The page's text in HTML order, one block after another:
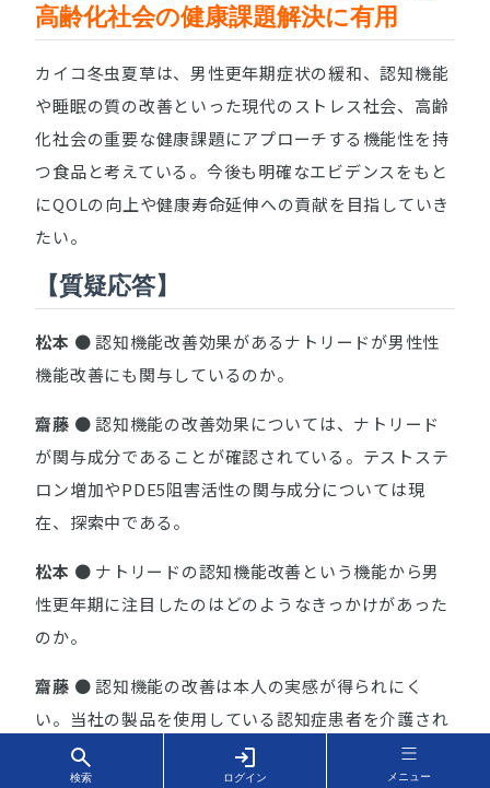
検索 ログイン メニュー
高齢化社会の健康課題解決に有用
カイコ冬虫夏草は、男性更年期症状の緩和、認知機能
や睡眠の質の改善といった現代のストレス社会、高齢
化社会の重要な健康課題にアプローチする機能性を持
つ食品と考えている。今後も明確なエビデンスをもと
にQOLの向上や健康寿命延伸への貢献を目指していき
たい。
【質疑応答】
松本 ● 認知機能改善効果があるナトリードが男性性
機能改善にも関与しているのか。
齋藤 ● 認知機能の改善効果については、ナトリード
が関与成分であることが確認されている。テストステ
ロン増加やPDE5阻害活性の関与成分については現
在、探索中である。
松本 ● ナトリードの認知機能改善という機能から男
性更年期に注目したのはどのようなきっかけがあった
のか。
齋藤 ● 認知機能の改善は本人の実感が得られにく
い。当社の製品を使用している認知症患者を介護され
ている方からは「表情が変わった」「会話ができるよ